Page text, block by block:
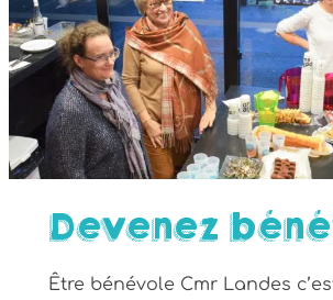
Devenez
Être bénévole Cmr Landes